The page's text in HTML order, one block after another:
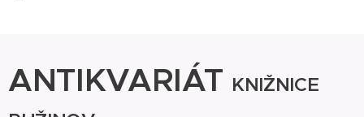
ANTIKVARIÁT KNIŽNICE